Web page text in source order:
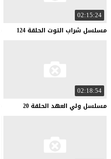
02:15:24
مسلسل شراب التوت الحلقة 124
02:18:54
مسلسل ولي العهد الحلقة 20